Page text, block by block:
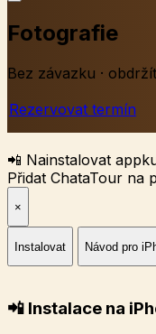
Fotografie
Bez závazku ·
Rezervovat termín
📲 Nainstalovat
Přidat ChataTour na
×
Instalovat Návod pro
📲 Instalace na